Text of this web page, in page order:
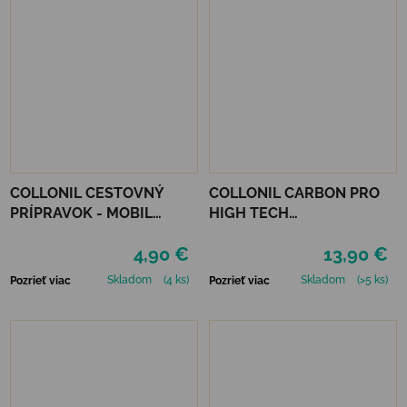
COLLONIL CESTOVNÝ
PRÍPRAVOK - MOBIL
4,90 €
Pozrieť viac Skladom (4 ks)
COLLONIL CARBON PRO
HIGH TECH
13,90 €
Pozrieť viac Skladom (>5 ks)